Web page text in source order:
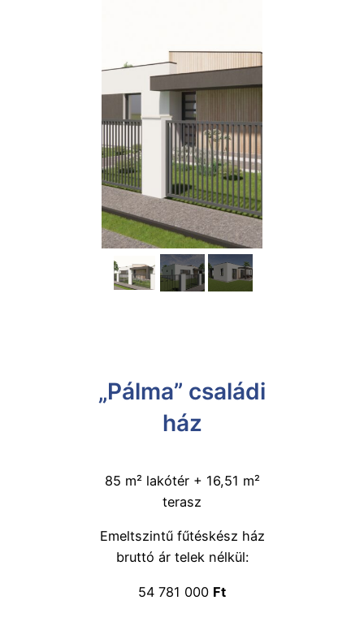
„Pálma” családi
ház
85 m² lakótér + 16,51 m²
terasz
Emeltszintű fűtéskész ház
bruttó ár telek nélkül:
54 781 000 Ft